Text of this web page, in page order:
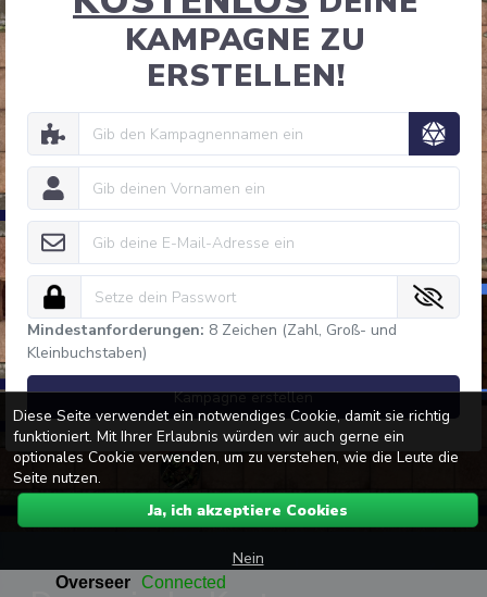
KAMPAGNE ZU
ERSTELLEN!
Mindestanforderungen: 8 Zeichen (Zahl, Groß- und
Kleinbuchstaben)
Kampagne erstellen
Diese Seite verwendet ein notwendiges Cookie, damit sie richtig
funktioniert. Mit Ihrer Erlaubnis würden wir auch gerne ein
optionales Cookie verwenden, um zu verstehen, wie die Leute die
Seite nutzen.
Ja, ich akzeptiere Cookies
Nein